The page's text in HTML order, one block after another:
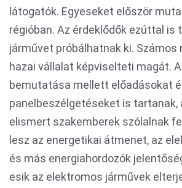
látogatók. Egyeseket először
régióban. Az érdeklődők ezúttal is
járművet próbálhatnak ki. Számos
hazai vállalat képviselteti magát.
bemutatása mellett előadásokat
panelbeszélgetéseket is tartanak,
elismert szakemberek szólalnak
lesz az energetikai átmenet, az
és más energiahordozók
esik az elektromos járművek